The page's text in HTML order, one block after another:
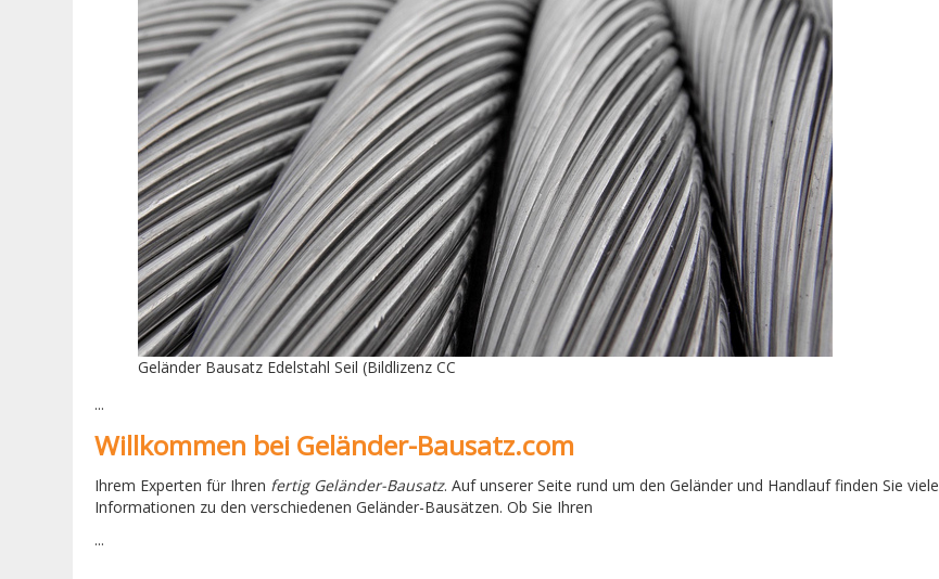
Geländer Bausatz Edelstahl Seil (Bildlizenz CC
...
Willkommen bei Geländer-Bausatz.com
Ihrem Experten für Ihren fertig Geländer-Bausatz. Auf unserer Seite rund um den Geländer und Handlauf finden Sie viele
Informationen zu den verschiedenen Geländer-Bausätzen. Ob Sie Ihren
...